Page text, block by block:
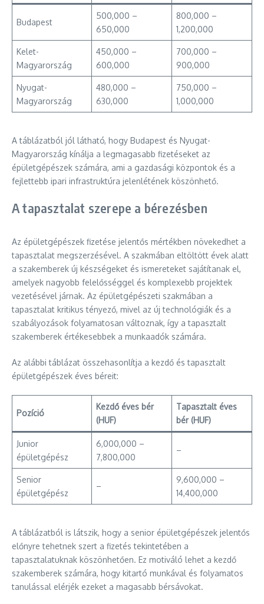
Budapest
500,000 –
650,000
800,000 –
1,200,000
Kelet-
Magyarország
450,000 –
600,000
700,000 –
900,000
Nyugat-
Magyarország
480,000 –
630,000
750,000 –
1,000,000
A táblázatból jól látható, hogy Budapest és Nyugat-
Magyarország kínálja a legmagasabb fizetéseket az
épületgépészek számára, ami a gazdasági központok és a
fejlettebb ipari infrastruktúra jelenlétének köszönhető.
A tapasztalat szerepe a bérezésben
Az épületgépészek fizetése jelentős mértékben növekedhet a
tapasztalat megszerzésével. A szakmában eltöltött évek alatt
a szakemberek új készségeket és ismereteket sajátítanak el,
amelyek nagyobb felelősséggel és komplexebb projektek
vezetésével járnak. Az épületgépészeti szakmában a
tapasztalat kritikus tényező, mivel az új technológiák és a
szabályozások folyamatosan változnak, így a tapasztalt
szakemberek értékesebbek a munkaadók számára.
Az alábbi táblázat összehasonlítja a kezdő és tapasztalt
épületgépészek éves béreit:
Pozíció
Kezdő éves bér
(HUF)
Tapasztalt éves
bér (HUF)
Junior
épületgépész
6,000,000 –
7,800,000
–
Senior
épületgépész
–
9,600,000 –
14,400,000
A táblázatból is látszik, hogy a senior épületgépészek jelentős
előnyre tehetnek szert a fizetés tekintetében a
tapasztalatuknak köszönhetően. Ez motiváló lehet a kezdő
szakemberek számára, hogy kitartó munkával és folyamatos
tanulással elérjék ezeket a magasabb bérsávokat.